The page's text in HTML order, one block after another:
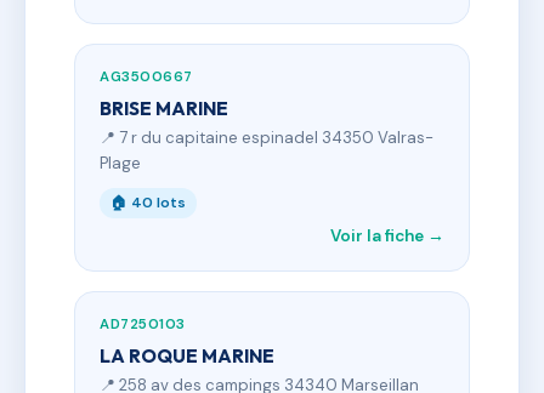
AG3500667
BRISE MARINE
📍 7 r du capitaine espinadel 34350 Valras-
Plage
🏠 40 lots
Voir la fiche →
AD7250103
LA ROQUE MARINE
📍 258 av des campings 34340 Marseillan